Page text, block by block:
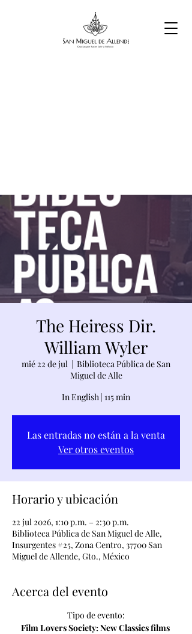
The Heiress Dir.
William Wyler
mié 22 de jul
  |
Biblioteca Pública de San
Miguel de Alle
In English | 115 min
Las entradas no están a la venta
Ver otros eventos
Horario y ubicación
22 jul 2026, 1:10 p.m. – 2:30 p.m.
Biblioteca Pública de San Miguel de Alle,
Insurgentes #25, Zona Centro, 37700 San
Miguel de Allende, Gto., México
Acerca del evento
Tipo de evento:
Film Lovers Society: New Classics films